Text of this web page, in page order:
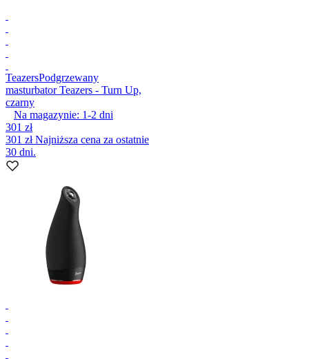
TeazersPodgrzewany
masturbator Teazers - Turn Up,
czarny
Na magazynie: 1-2 dni
301 zł
301 złNajniższa cena za ostatnie
30 dni.